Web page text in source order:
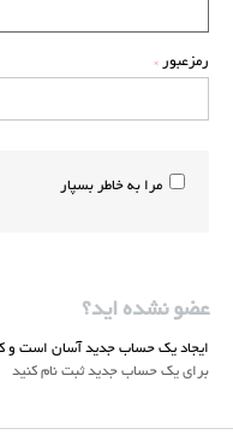
رمزعبور
مرا به خاطر بسپار
عضو نشده اید؟
ایجاد یک حساب جدید آسان است و
برای یک حساب جدید ثبت نام کنید